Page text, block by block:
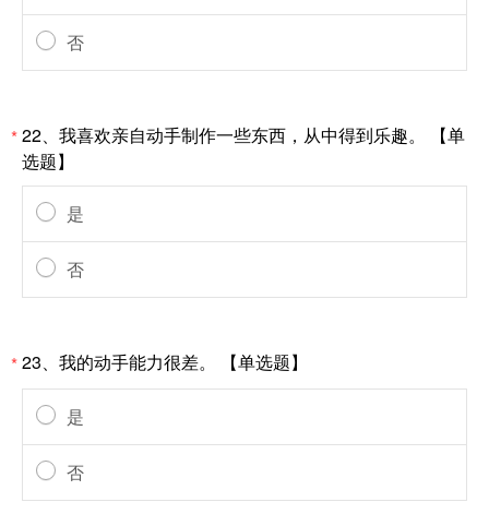
否
*22、我喜欢亲自动手制作一些东西，从中得到乐趣。 【单
选题】
是
否
*23、我的动手能力很差。 【单选题】
是
否